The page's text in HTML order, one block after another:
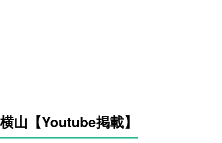
横山【Youtube掲載】